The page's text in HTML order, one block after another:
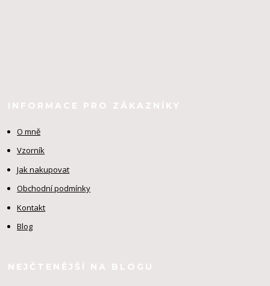
INFORMACE PRO ZÁKAZNÍKY
O mně
Vzorník
Jak nakupovat
Obchodní podmínky
Kontakt
Blog
NEJČTENĚJŠÍ NA BLOGU